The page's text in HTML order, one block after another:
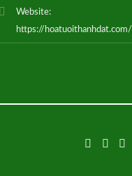
Website:
https://hoatuoithanhdat.com/